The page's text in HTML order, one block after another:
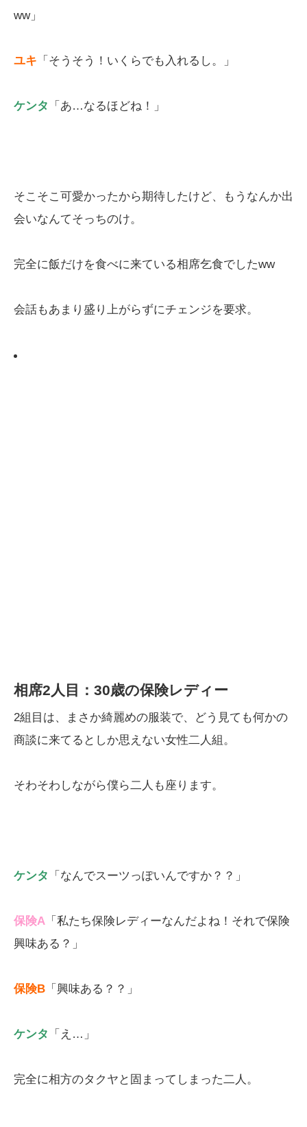
ww」
ユキ 「そうそう！いくらでも入れるし。」
ケンタ 「あ…なるほどね！」
そこそこ可愛かったから期待したけど、もうなんか出
会いなんてそっちのけ。
完全に飯だけを食べに来ている相席乞食でしたww
会話もあまり盛り上がらずにチェンジを要求。
相席2人目：30歳の保険レディー
2組目は、まさか綺麗めの服装で、どう見ても何かの
商談に来てるとしか思えない女性二人組。
そわそわしながら僕ら二人も座ります。
ケンタ 「なんでスーツっぽいんですか？？」
保険A 「私たち保険レディーなんだよね！それで保険
興味ある？」
保険B 「興味ある？？」
ケンタ 「え…」
完全に相方のタクヤと固まってしまった二人。